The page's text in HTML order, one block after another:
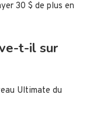
30 $ de plus en
t-il sur
Ultimate du